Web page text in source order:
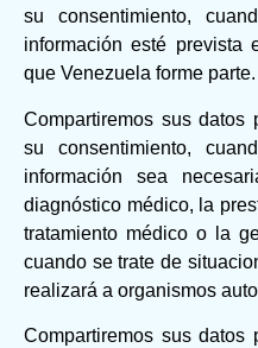
su consentimiento,
información esté
que Venezuela forme parte.
Compartiremos sus datos
su consentimiento,
información sea
diagnóstico médico, la
tratamiento médico o la
cuando se trate de
realizará a organismos
Compartiremos sus datos